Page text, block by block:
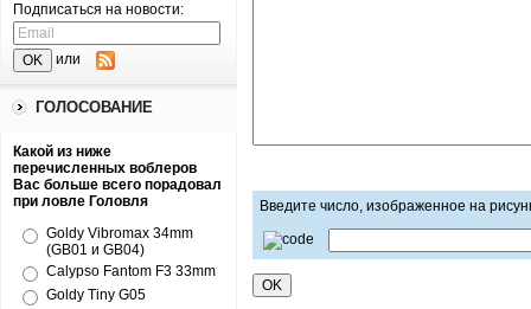
Подписаться на новости:
или
ГОЛОСОВАНИЕ
Какой из ниже
перечисленных воблеров
Вас больше всего порадовал
при ловле Головля
Goldy Vibromax 34mm
(GB01 и GB04)
Calypso Fantom F3 33mm
Goldy Tiny G05
Введите число, изображенное на